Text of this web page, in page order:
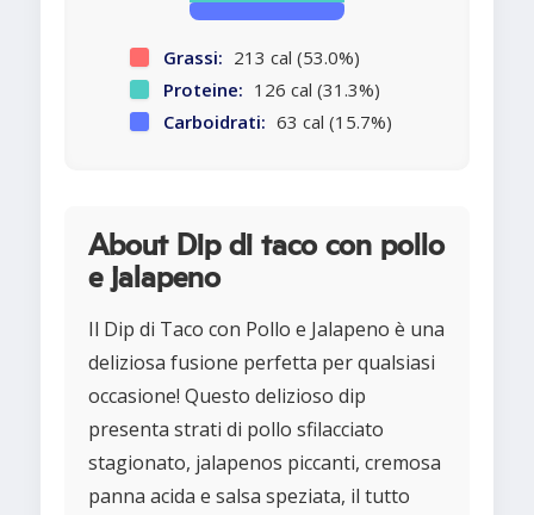
Grassi: 213 cal (53.0%)
Proteine: 126 cal (31.3%)
Carboidrati: 63 cal (15.7%)
About Dip di taco con pollo
e jalapeno
Il Dip di Taco con Pollo e Jalapeno è una
deliziosa fusione perfetta per qualsiasi
occasione! Questo delizioso dip
presenta strati di pollo sfilacciato
stagionato, jalapenos piccanti, cremosa
panna acida e salsa speziata, il tutto